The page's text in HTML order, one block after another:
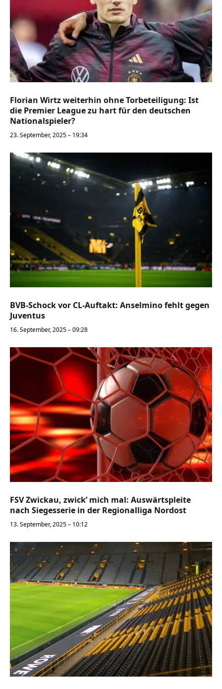
Florian Wirtz weiterhin ohne Torbeteiligung: Ist
die Premier League zu hart für den deutschen
Nationalspieler?
23. September, 2025 – 19:34
BVB-Schock vor CL-Auftakt: Anselmino fehlt gegen
Juventus
16. September, 2025 – 09:28
FSV Zwickau, zwick’ mich mal: Auswärtspleite
nach Siegesserie in der Regionalliga Nordost
13. September, 2025 – 10:12